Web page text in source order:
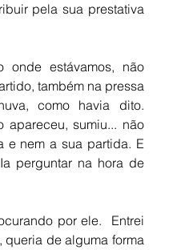
pela sua prestativa
estávamos, não
também na pressa
como havia dito.
apareceu, sumiu... não
e nem a sua partida. E
perguntar na hora de
por ele.  Entrei
queria de alguma forma